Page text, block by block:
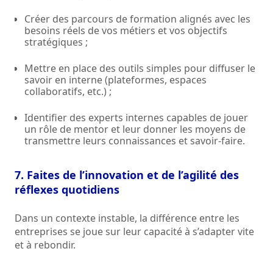
Créer des parcours de formation alignés avec les
besoins réels de vos métiers et vos objectifs
stratégiques ;
Mettre en place des outils simples pour diffuser le
savoir en interne (plateformes, espaces
collaboratifs, etc.) ;
Identifier des experts internes capables de jouer
un rôle de mentor et leur donner les moyens de
transmettre leurs connaissances et savoir-faire.
7. Faites de l’innovation et de l’agilité des
réflexes quotidiens
Dans un contexte instable, la différence entre les
entreprises se joue sur leur capacité à s’adapter vite
et à rebondir.